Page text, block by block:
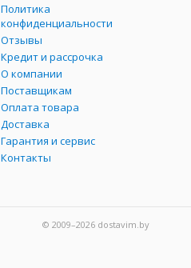
Политика
конфиденциальности
Отзывы
Кредит и рассрочка
О компании
Поставщикам
Оплата товара
Доставка
Гарантия и сервис
Контакты
© 2009–2026 dostavim.by